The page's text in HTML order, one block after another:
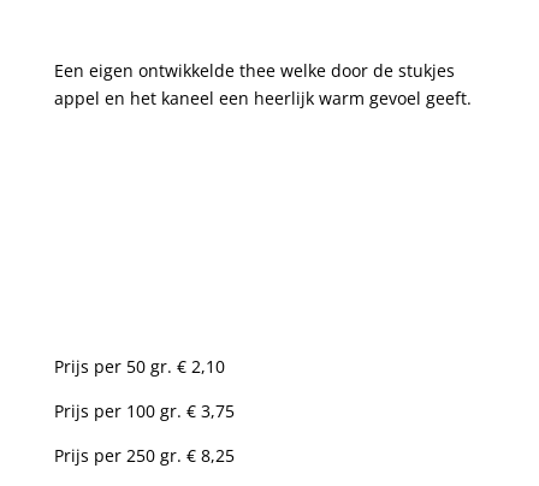
Een eigen ontwikkelde thee welke door de stukjes
appel en het kaneel een heerlijk warm gevoel geeft.
Prijs per 50 gr. € 2,10
Prijs per 100 gr. € 3,75
Prijs per 250 gr. € 8,25